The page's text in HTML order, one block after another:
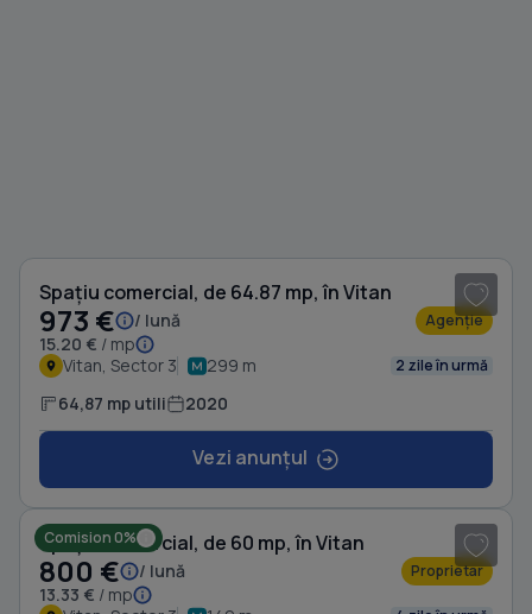
Spațiu comercial, de 64.87 mp, în Vitan
973 €
/ lună
15.20 € / mp
Agenție
Vitan, Sector 3 299 m 2 zile în urmă
64,87 mp utili 2020
Vezi anunțul
Comision 0%
Spațiu comercial, de 60 mp, în Vitan
800 €
/ lună
13.33 € / mp
Proprietar